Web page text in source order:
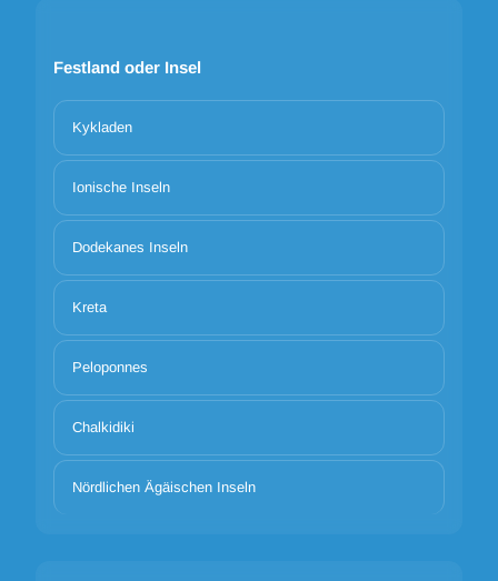
Festland oder Insel
Kykladen
Ionische Inseln
Dodekanes Inseln
Kreta
Peloponnes
Chalkidiki
Nördlichen Ägäischen Inseln